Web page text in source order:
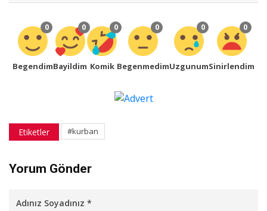
0
Begendim
0
Bayildim
0
Komik
0
Begenmedim
0
Uzgunum
0
Sinirlendim
Etiketler #kurban
Yorum Gönder